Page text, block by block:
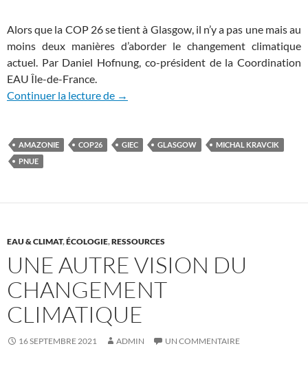
Alors que la COP 26 se tient à Glasgow, il n’y a pas une mais au
moins deux manières d’aborder le changement climatique
actuel. Par Daniel Hofnung, co-président de la Coordination
EAU Île-de-France.
Continuer la lecture de COP26: pour une approche basée sur le
→
AMAZONIE COP26 GIEC GLASGOW
MICHAL KRAVCIK
PNUE
EAU & CLIMAT,ÉCOLOGIE,RESSOURCES
UNE AUTRE VISION DU
CHANGEMENT
CLIMATIQUE
16 SEPTEMBRE 2021 ADMIN UN COMMENTAIRE